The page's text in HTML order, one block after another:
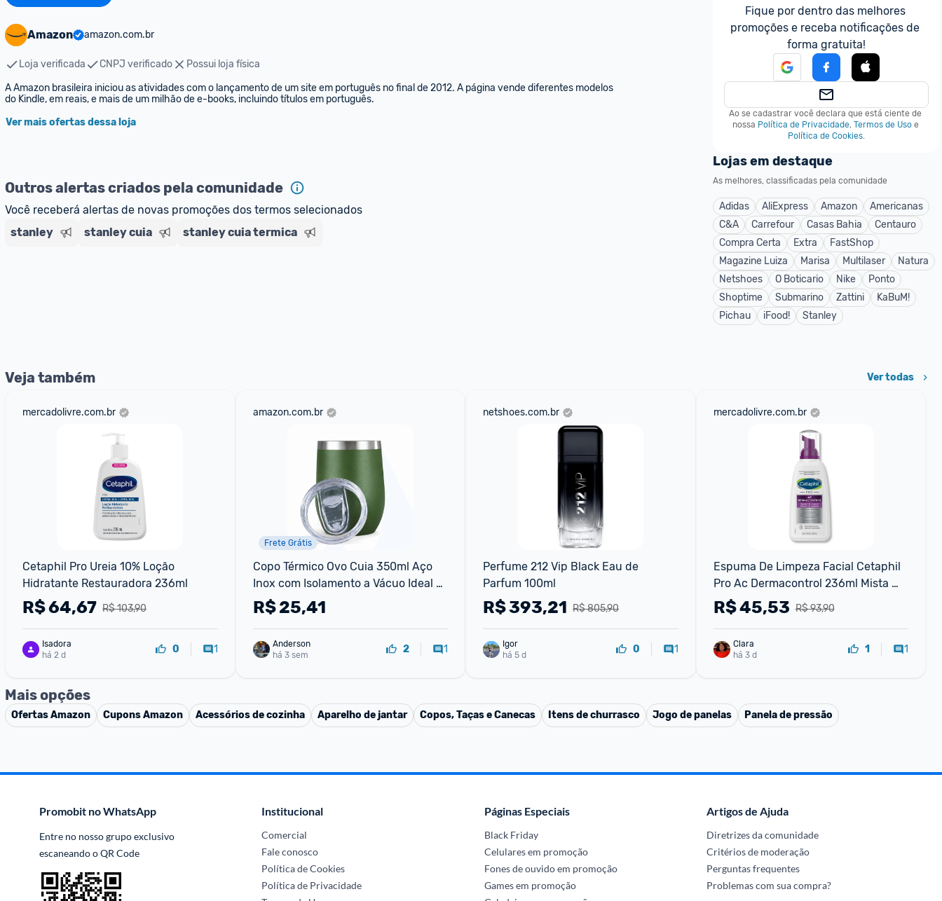
Amazon amazon.com.br
Loja verificada CNPJ verificado
Possui loja física
A Amazon brasileira iniciou as atividades com o lançamento de um site em português no final de 2012. A página vende diferentes modelos
do Kindle, em reais, e mais de um milhão de e-books, incluindo títulos em português.
Ver mais ofertas dessa loja
Outros alertas criados pela comunidade
Você receberá alertas de novas promoções dos termos selecionados
stanley
stanley cuia stanley cuia termica
Fique por dentro das melhores
promoções e receba notificações de
forma gratuita!
Ao se cadastrar você declara que está ciente de
nossa Política de Privacidade, Termos de Uso e
Política de Cookies.
Lojas em destaque
As melhores, classificadas pela comunidade
Adidas AliExpress Amazon
Americanas
C&A
Carrefour Casas Bahia
Centauro
Compra Certa
Extra
FastShop
Magazine Luiza
Marisa Multilaser
Natura
Netshoes
O Boticario Nike
Ponto
Shoptime
Submarino Zattini
KaBuM!
Pichau
iFood! Stanley
Veja também Ver todas
mercadolivre.com.br
Cetaphil Pro Ureia 10% Loção
Hidratante Restauradora 236ml
R$ 103,90
R$64,67
Isadora
há 2 d
0 1
amazon.com.br
Frete Grátis
Copo Térmico Ovo Cuia 350ml Aço
Inox com Isolamento a Vácuo Ideal
para Bebidas Quentes e Frias
Personalizável
R$25,41
Anderson
há 3 sem
2 1
netshoes.com.br
Perfume 212 Vip Black Eau de
Parfum 100ml
R$ 805,90
R$393,21
Igor
há 5 d
0 1
mercadolivre.com.br
Espuma De Limpeza Facial Cetaphil
Pro Ac Dermacontrol 236ml Mista
Dianoite
R$ 93,90
R$45,53
Clara
há 3 d
1 1
Mais opções
OfertasAmazon CuponsAmazon Acessórios de cozinha Aparelho de jantar Copos, Taças e Canecas Itens de churrasco Jogo de panelas Panela de pressão
Promobit no WhatsApp
Entre no nosso grupo exclusivo
escaneando o QR Code
Institucional
Comercial
Fale conosco
Política de Cookies
Política de Privacidade
Páginas Especiais
Black Friday
Celulares em promoção
Fones de ouvido em promoção
Games em promoção
Artigos de Ajuda
Diretrizes da comunidade
Critérios de moderação
Perguntas frequentes
Problemas com sua compra?